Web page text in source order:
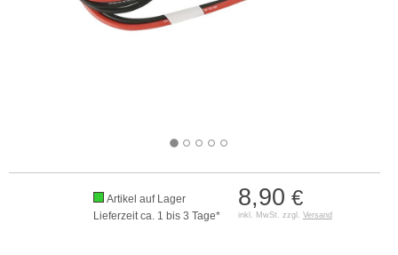
8,90 €
inkl. MwSt. zzgl. Versand
Artikel auf Lager
Lieferzeit ca. 1 bis 3 Tage*